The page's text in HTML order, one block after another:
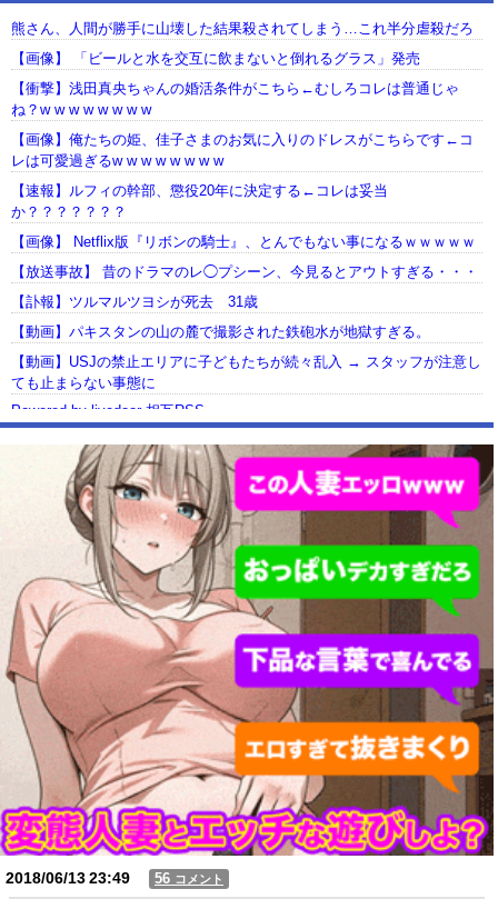
熊さん、人間が勝手に山壊した結果殺されてしまう…これ半分虐殺だろ
【画像】 「ビールと水を交互に飲まないと倒れるグラス」発売
【衝撃】浅田真央ちゃんの婚活条件がこちら←むしろコレは普通じゃ
ね？w w w w w w w w
【画像】俺たちの姫、佳子さまのお気に入りのドレスがこちらです←コ
レは可愛過ぎるw w w w w w w w
【速報】ルフィの幹部、懲役20年に決定する←コレは妥当
か？？？？？？？
【画像】 Netflix版『リボンの騎士』、とんでもない事になるｗｗｗｗｗ
【放送事故】 昔のドラマのレ◯プシーン、今見るとアウトすぎる・・・
【訃報】ツルマルツヨシが死去 31歳
【動画】パキスタンの山の麓で撮影された鉄砲水が地獄すぎる。
【動画】USJの禁止エリアに子どもたちが続々乱入 → スタッフが注意し
ても止まらない事態に
Powered by livedoor 相互RSS
2018/06/1323:49 56 コメント